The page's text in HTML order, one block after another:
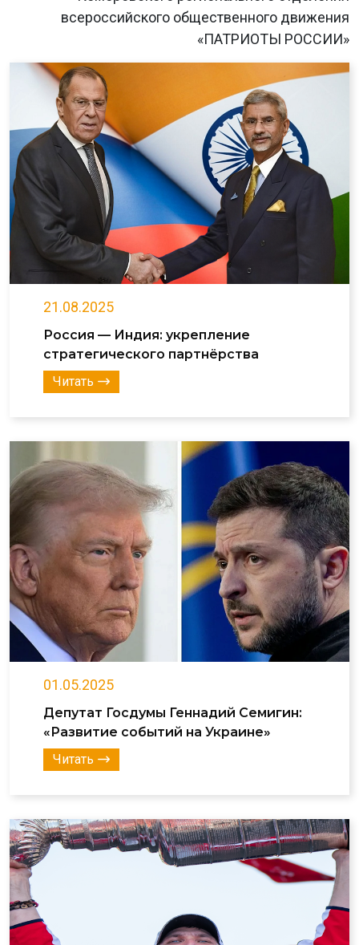
всероссийского общественного движения
«ПАТРИОТЫ РОССИИ»
21.08.2025
Россия — Индия: укрепление
стратегического партнёрства
Читать
01.05.2025
Депутат Госдумы Геннадий Семигин:
«Развитие событий на Украине»
Читать